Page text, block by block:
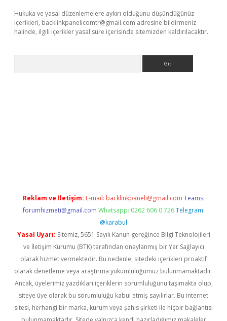
Hukuka ve yasal düzenlemelere aykırı olduğunu düşündüğünüz
içerikleri, backlinkpanelicomtr@gmail.com adresine bildirmeniz
halinde, ilgili içerikler yasal süre içerisinde sitemizden kaldırılacaktır.
Reklam ve İletişim: E-mail: backlinkpaneli@gmail.com Teams:
forumhizmeti@gmail.com Whatsapp: 0262 606 0 726 Telegram:
@karabul
Yasal Uyarı: Sitemiz, 5651 Sayılı Kanun gereğince Bilgi Teknolojileri
ve İletişim Kurumu (BTK) tarafından onaylanmış bir Yer Sağlayıcı
olarak hizmet vermektedir. Bu nedenle, sitedeki içerikleri proaktif
olarak denetleme veya araştırma yükümlülüğümüz bulunmamaktadır.
Ancak, üyelerimiz yazdıkları içeriklerin sorumluluğunu taşımakta olup,
siteye üye olarak bu sorumluluğu kabul etmiş sayılırlar. Bu internet
sitesi, herhangi bir marka, kurum veya şahıs şirketi ile hiçbir bağlantısı